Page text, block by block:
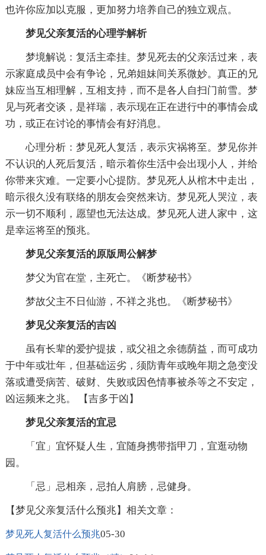
也许你应加以克服，更加努力培养自己的独立观点。
梦见父亲复活的心理学解析
梦境解说：复活主牵挂。梦见死去的父亲活过来，表
示家庭成员中会有争论，兄弟姐妹间关系微妙。真正的兄
妹应当互相理解，互相支持，而不是各人自扫门前雪。梦
见与死者交谈，是祥瑞，表示现在正在进行中的事情会成
功，或正在讨论的事情会有好消息。
心理分析：梦见死人复活，表示灾祸将至。梦见你并
不认识的人死后复活，暗示着你生活中会出现小人，并给
你带来灾难。一定要小心提防。梦见死人从棺木中走出，
暗示很久没有联络的朋友会突然来访。梦见死人哭泣，表
示一切不顺利，愿望也无法达成。梦见死人进人家中，这
是幸运将至的预兆。
梦见父亲复活的原版周公解梦
梦父为官在堂，主死亡。《断梦秘书》
梦故父主不日仙游，不祥之兆也。《断梦秘书》
梦见父亲复活的吉凶
虽有长辈的爱护提拔，或父祖之余德荫益，而可成功
于中年或壮年，但基础运劣，须防青年或晚年期之急变没
落或遭受病苦、破财、失败或因色情事被杀等之不安定，
凶运频来之兆。 【吉多于凶】
梦见父亲复活的宜忌
「宜」宜怀疑人生，宜随身携带指甲刀，宜逛动物
园。
「忌」忌相亲，忌拍人肩膀，忌健身。
【梦见父亲复活什么预兆】相关文章：
梦见死人复活什么预兆05-30